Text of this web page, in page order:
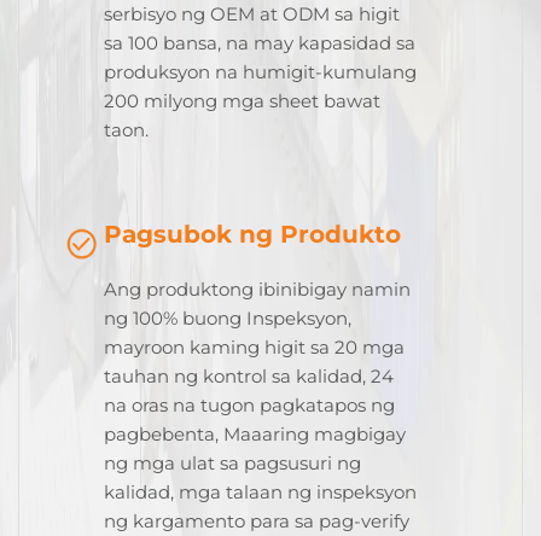
serbisyo ng OEM at ODM sa higit
sa 100 bansa, na may kapasidad sa
produksyon na humigit-kumulang
200 milyong mga sheet bawat
taon.
Pagsubok ng Produkto
Ang produktong ibinibigay namin
ng 100% buong Inspeksyon,
mayroon kaming higit sa 20 mga
tauhan ng kontrol sa kalidad, 24
na oras na tugon pagkatapos ng
pagbebenta, Maaaring magbigay
ng mga ulat sa pagsusuri ng
kalidad, mga talaan ng inspeksyon
ng kargamento para sa pag-verify